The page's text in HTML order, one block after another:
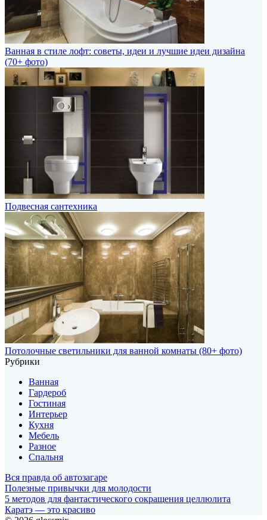
Ванная в стиле лофт: советы, идеи и лучшие идеи дизайна
(70+ фото)
Подвесная сантехника
Потолочные светильники для ванной комнаты (80+ фото)
Рубрики
Ванная
Гардероб
Гостиная
Интерьер
Кухня
Мебель
Разное
Спальня
Вся правда об автозагаре
Полезные привычки для молодости
5 методов для фантастического сокращения целлюлита
Каратэ — это красиво